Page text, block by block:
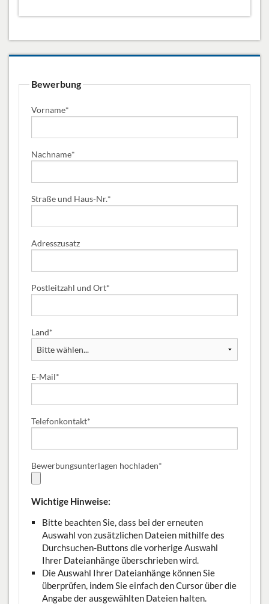
Bewerbung
Vorname*
Nachname*
Straße und Haus-Nr.*
Adresszusatz
Postleitzahl und Ort*
Land*
E-Mail*
Telefonkontakt*
Bewerbungsunterlagen hochladen*
Wichtige Hinweise:
Bitte beachten Sie, dass bei der erneuten
Auswahl von zusätzlichen Dateien mithilfe des
Durchsuchen-Buttons die vorherige Auswahl
Ihrer Dateianhänge überschrieben wird.
Die Auswahl Ihrer Dateianhänge können Sie
überprüfen, indem Sie einfach den Cursor über die
Angabe der ausgewählten Dateien halten.